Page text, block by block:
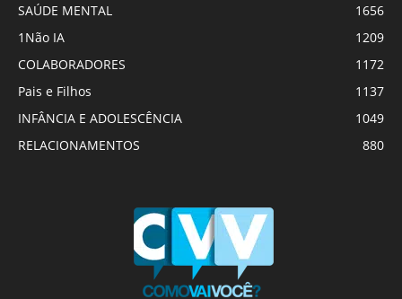
SAÚDE MENTAL
1656
1Não IA
1209
COLABORADORES
1172
Pais e Filhos
1137
INFÂNCIA E ADOLESCÊNCIA
1049
RELACIONAMENTOS
880